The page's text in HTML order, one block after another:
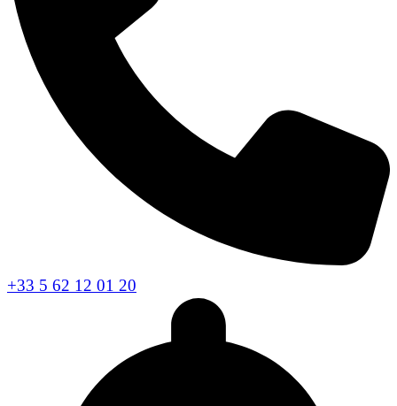
+33 5 62 12 01 20